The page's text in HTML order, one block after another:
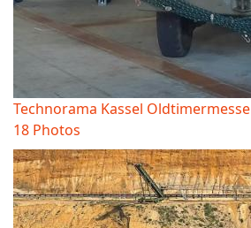
Technorama Kassel Oldtimermesse
18 Photos